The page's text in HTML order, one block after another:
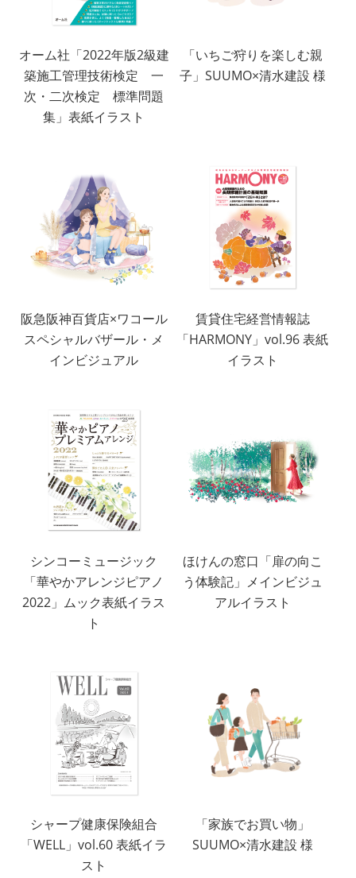
オーム社「2022年版2級建
築施工管理技術検定 一
次・二次検定 標準問題
集」表紙イラスト
「いちご狩りを楽しむ親
子」SUUMO×清水建設 様
阪急阪神百貨店×ワコール
スペシャルバザール・メ
インビジュアル
賃貸住宅経営情報誌
「HARMONY」vol.96 表紙
イラスト
シンコーミュージック
「華やかアレンジピアノ
2022」ムック表紙イラス
ト
ほけんの窓口「扉の向こ
う体験記」メインビジュ
アルイラスト
シャープ健康保険組合
「WELL」vol.60 表紙イラ
スト
「家族でお買い物」
SUUMO×清水建設 様